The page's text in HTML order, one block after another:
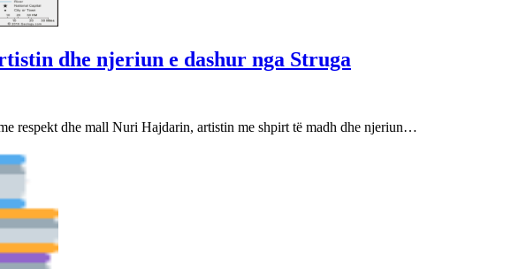
dhe njeriun e dashur nga Struga
respekt dhe mall Nuri Hajdarin, artistin me shpirt të madh dhe njeriun…